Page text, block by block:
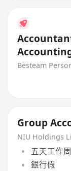
Besteam
Group
NIU Holdings
五天工作周
銀行假